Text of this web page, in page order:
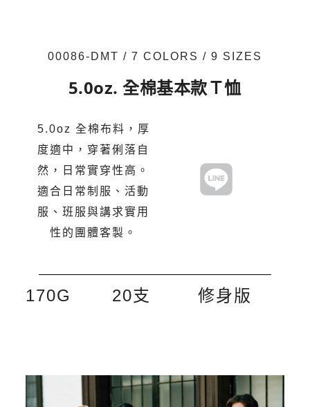
00086-DMT / 7 COLORS / 9 SIZES
5.0oz. 全棉基本款Ｔ恤
5.0oz 全棉布料，厚
度適中，穿著俐落自
然，日常實穿性高。
適合日常制服、活動
服、班服與講求實用
性的團體客製。
170G 20支 修身版